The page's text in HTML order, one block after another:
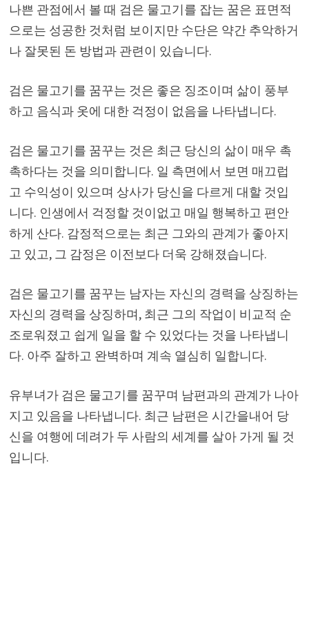
나쁜 관점에서 볼 때 검은 물고기를 잡는 꿈은 표면적
으로는 성공한 것처럼 보이지만 수단은 약간 추악하거
나 잘못된 돈 방법과 관련이 있습니다.
검은 물고기를 꿈꾸는 것은 좋은 징조이며 삶이 풍부
하고 음식과 옷에 대한 걱정이 없음을 나타냅니다.
검은 물고기를 꿈꾸는 것은 최근 당신의 삶이 매우 촉
촉하다는 것을 의미합니다. 일 측면에서 보면 매끄럽
고 수익성이 있으며 상사가 당신을 다르게 대할 것입
니다. 인생에서 걱정할 것이없고 매일 행복하고 편안
하게 산다. 감정적으로는 최근 그와의 관계가 좋아지
고 있고, 그 감정은 이전보다 더욱 강해졌습니다.
검은 물고기를 꿈꾸는 남자는 자신의 경력을 상징하는
자신의 경력을 상징하며, 최근 그의 작업이 비교적 순
조로워졌고 쉽게 일을 할 수 있었다는 것을 나타냅니
다. 아주 잘하고 완벽하며 계속 열심히 일합니다.
유부녀가 검은 물고기를 꿈꾸며 남편과의 관계가 나아
지고 있음을 나타냅니다. 최근 남편은 시간을내어 당
신을 여행에 데려가 두 사람의 세계를 살아 가게 될 것
입니다.